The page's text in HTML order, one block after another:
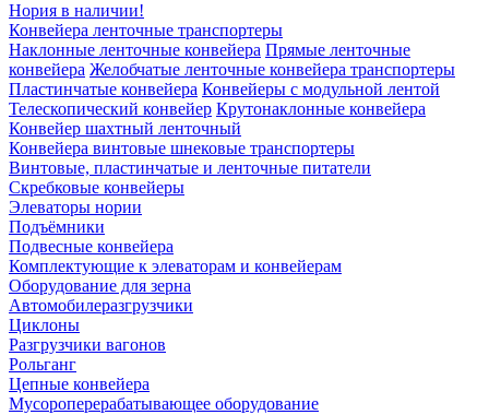
Нория в наличии!
Конвейера ленточные транспортеры
Наклонные ленточные конвейера Прямые ленточные
конвейера Желобчатые ленточные конвейера транспортеры
Пластинчатые конвейера Конвейеры с модульной лентой
Телескопический конвейер Крутонаклонные конвейера
Конвейер шахтный ленточный
Конвейера винтовые шнековые транспортеры
Винтовые, пластинчатые и ленточные питатели
Скребковые конвейеры
Элеваторы нории
Подъёмники
Подвесные конвейера
Комплектующие к элеваторам и конвейерам
Оборудование для зерна
Автомобилеразгрузчики
Циклоны
Разгрузчики вагонов
Рольганг
Цепные конвейера
Мусороперерабатывающее оборудование